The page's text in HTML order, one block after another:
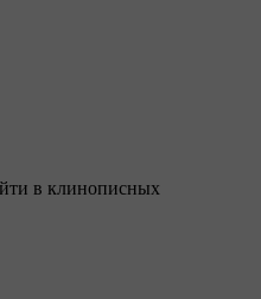
в клинописных